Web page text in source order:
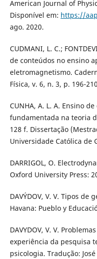
American Journal of
Disponível em: https://
ago. 2020.
CUDMANI, L. C.;
de conteúdos no ensino
eletromagnetismo.
Física, v. 6, n. 3, p. 196-
CUNHA, A. L. A. Ensino
fundamentada na teoria
128 f. Dissertação
Universidade Católica de
DARRIGOL, O.
Oxford University Press:
DAVÝDOV, V. V. Tipos
Havana: Pueblo y
DAVYDOV, V. V.
experiência da pesquisa
psicologia. Tradução: